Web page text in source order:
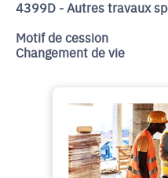
4399D - Autres travaux
Motif de cession
Changement de vie